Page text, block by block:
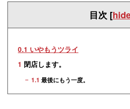
目次 [
0.1 いやもうツライ
1 閉店します。
1.1 最後にもう一度。